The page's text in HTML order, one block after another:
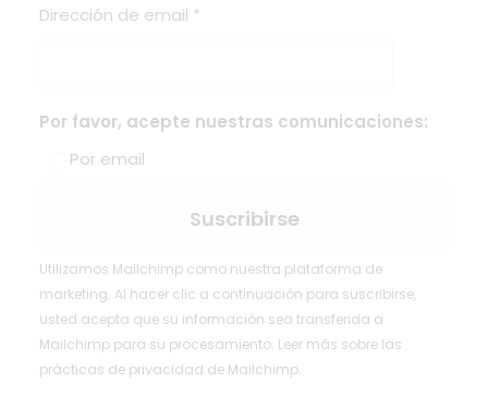
Dirección de email *
Por favor, acepte nuestras comunicaciones:
Por email
Utilizamos Mailchimp como nuestra plataforma de
marketing. Al hacer clic a continuación para suscribirse,
usted acepta que su información sea transferida a
Mailchimp para su procesamiento. Leer más sobre las
prácticas de privacidad de Mailchimp.